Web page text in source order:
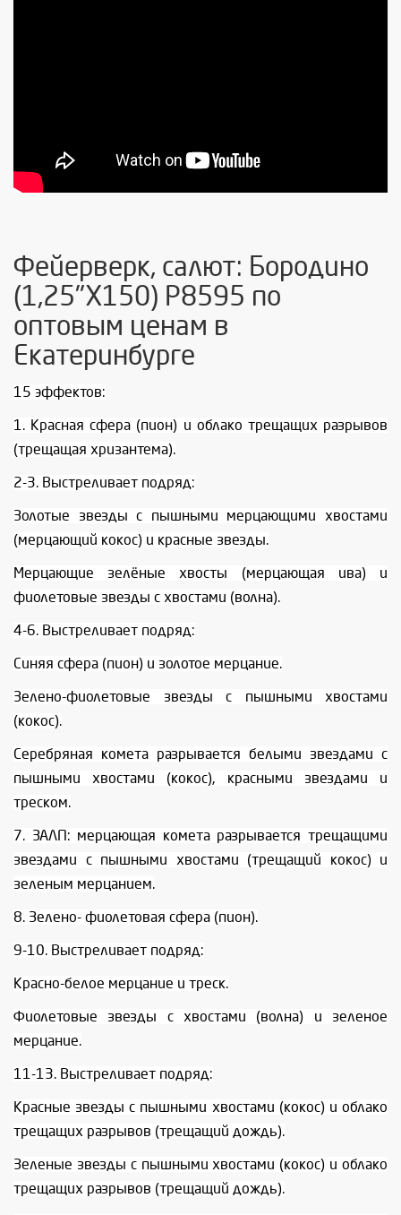
Фейерверк, салют: Бородино
(1,25"Х150) Р8595 по
оптовым ценам в
Екатеринбурге
15 эффектов:
1. Красная сфера (пион) и облако трещащих разрывов
(трещащая хризантема).
2-3. Выстреливает подряд:
Золотые звезды с пышными мерцающими хвостами
(мерцающий кокос) и красные звезды.
Мерцающие зелёные хвосты (мерцающая ива) и
фиолетовые звезды с хвостами (волна).
4-6. Выстреливает подряд:
Синяя сфера (пион) и золотое мерцание.
Зелено-фиолетовые звезды с пышными хвостами
(кокос).
Серебряная комета разрывается белыми звездами с
пышными хвостами (кокос), красными звездами и
треском.
7. ЗАЛП: мерцающая комета разрывается трещащими
звездами с пышными хвостами (трещащий кокос) и
зеленым мерцанием.
8. Зелено- фиолетовая сфера (пион).
9-10. Выстреливает подряд:
Красно-белое мерцание и треск.
Фиолетовые звезды с хвостами (волна) и зеленое
мерцание.
11-13. Выстреливает подряд:
Красные звезды с пышными хвостами (кокос) и облако
трещащих разрывов (трещащий дождь).
Зеленые звезды с пышными хвостами (кокос) и облако
трещащих разрывов (трещащий дождь).